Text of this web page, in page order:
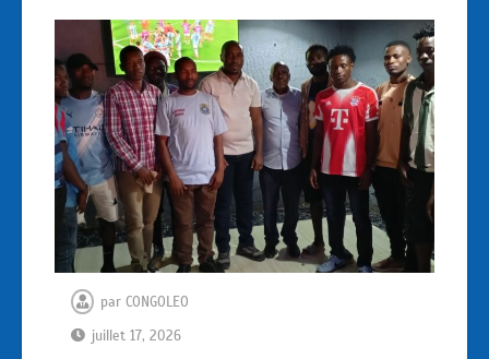
par CONGOLEO
juillet 17, 2026